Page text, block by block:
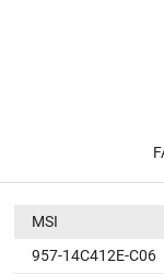
MSI
957-14C412E-C06